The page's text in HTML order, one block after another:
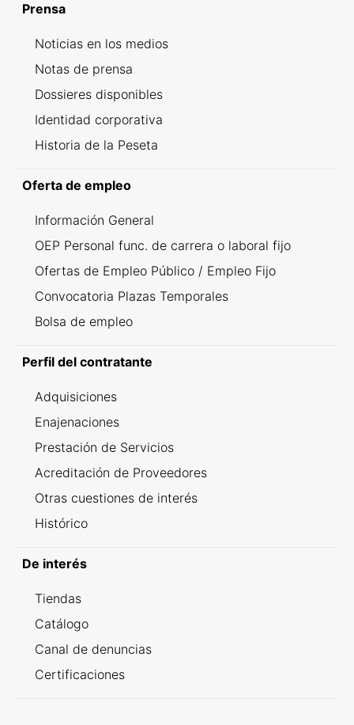
Prensa
Noticias en los medios
Notas de prensa
Dossieres disponibles
Identidad corporativa
Historia de la Peseta
Oferta de empleo
Información General
OEP Personal func. de carrera o laboral fijo
Ofertas de Empleo Público / Empleo Fijo
Convocatoria Plazas Temporales
Bolsa de empleo
Perfil del contratante
Adquisiciones
Enajenaciones
Prestación de Servicios
Acreditación de Proveedores
Otras cuestiones de interés
Histórico
De interés
Tiendas
Catálogo
Canal de denuncias
Certificaciones